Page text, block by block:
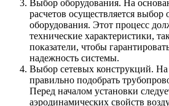
Выбор оборудования. На
расчетов осуществляется выбор
оборудования. Этот процесс
технические характеристики,
показатели, чтобы
надежность системы.
Выбор сетевых конструкций.
правильно подобрать
Перед началом установки
аэродинамических свойств